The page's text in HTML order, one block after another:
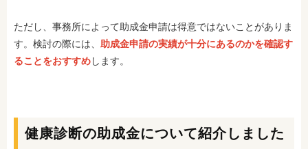
ただし、事務所によって助成金申請は得意ではないことがありま
す。検討の際には、 助成金申請の実績が十分にあるのかを確認す
ることをおすすめします。
健康診断の助成金について紹介しました